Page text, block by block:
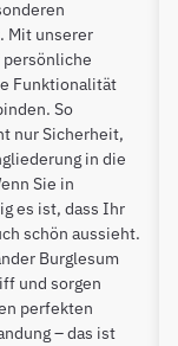
Mit unserer
persönliche
Funktionalität
So
nur Sicherheit,
in die
Sie in
es ist, dass Ihr
schön aussieht.
Burglesum
und sorgen
perfekten
– das ist